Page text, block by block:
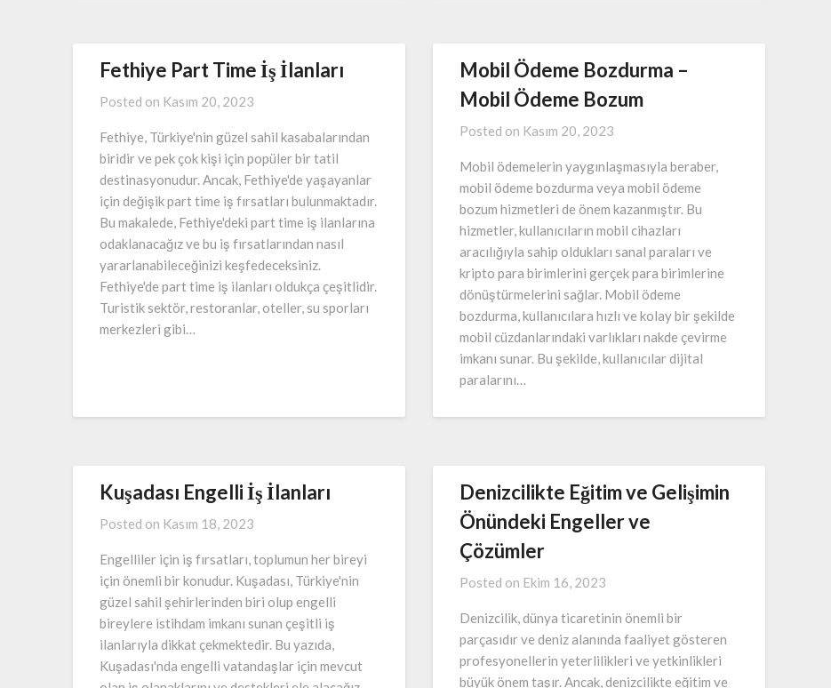
Fethiye Part Time İş İlanları
Posted on Kasım 20, 2023
Fethiye, Türkiye'nin güzel sahil kasabalarından
biridir ve pek çok kişi için popüler bir tatil
destinasyonudur. Ancak, Fethiye'de yaşayanlar
için değişik part time iş fırsatları bulunmaktadır.
Bu makalede, Fethiye'deki part time iş ilanlarına
odaklanacağız ve bu iş fırsatlarından nasıl
yararlanabileceğinizi keşfedeceksiniz.
Fethiye'de part time iş ilanları oldukça çeşitlidir.
Turistik sektör, restoranlar, oteller, su sporları
merkezleri gibi…
Mobil Ödeme Bozdurma –
Mobil Ödeme Bozum
Posted on Kasım 20, 2023
Mobil ödemelerin yaygınlaşmasıyla beraber,
mobil ödeme bozdurma veya mobil ödeme
bozum hizmetleri de önem kazanmıştır. Bu
hizmetler, kullanıcıların mobil cihazları
aracılığıyla sahip oldukları sanal paraları ve
kripto para birimlerini gerçek para birimlerine
dönüştürmelerini sağlar. Mobil ödeme
bozdurma, kullanıcılara hızlı ve kolay bir şekilde
mobil cüzdanlarındaki varlıkları nakde çevirme
imkanı sunar. Bu şekilde, kullanıcılar dijital
paralarını…
Kuşadası Engelli İş İlanları
Posted on Kasım 18, 2023
Engelliler için iş fırsatları, toplumun her bireyi
için önemli bir konudur. Kuşadası, Türkiye'nin
güzel sahil şehirlerinden biri olup engelli
bireylere istihdam imkanı sunan çeşitli iş
ilanlarıyla dikkat çekmektedir. Bu yazıda,
Kuşadası'nda engelli vatandaşlar için mevcut
Denizcilikte Eğitim ve Gelişimin
Önündeki Engeller ve
Çözümler
Posted on Ekim 16, 2023
Denizcilik, dünya ticaretinin önemli bir
parçasıdır ve deniz alanında faaliyet gösteren
profesyonellerin yeterlilikleri ve yetkinlikleri
büyük önem taşır. Ancak, denizcilikte eğitim ve